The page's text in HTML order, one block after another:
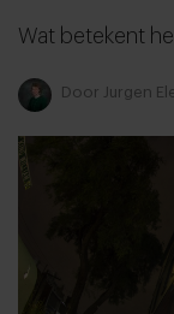
Wat betekent
Door Jurgen